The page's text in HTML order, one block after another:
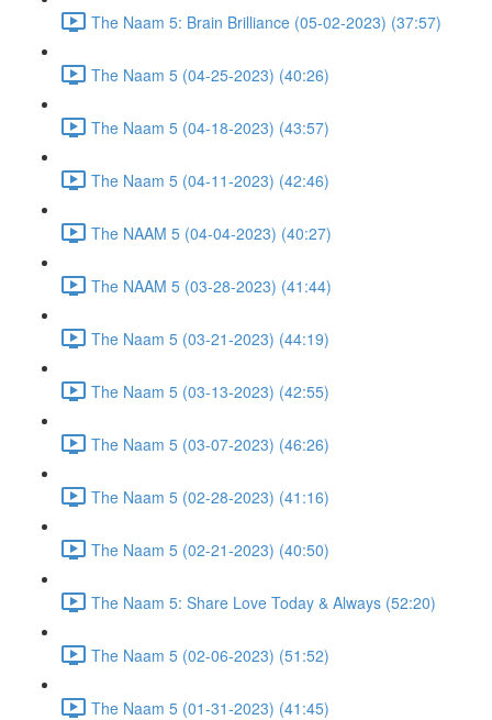
The Naam 5: Brain Brilliance (05-02-2023) (37:57)
The Naam 5 (04-25-2023) (40:26)
The Naam 5 (04-18-2023) (43:57)
The Naam 5 (04-11-2023) (42:46)
The NAAM 5 (04-04-2023) (40:27)
The NAAM 5 (03-28-2023) (41:44)
The Naam 5 (03-21-2023) (44:19)
The Naam 5 (03-13-2023) (42:55)
The Naam 5 (03-07-2023) (46:26)
The Naam 5 (02-28-2023) (41:16)
The Naam 5 (02-21-2023) (40:50)
The Naam 5: Share Love Today & Always (52:20)
The Naam 5 (02-06-2023) (51:52)
The Naam 5 (01-31-2023) (41:45)